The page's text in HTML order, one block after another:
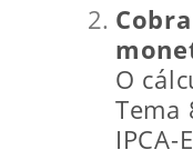
O
Tema
IPCA-